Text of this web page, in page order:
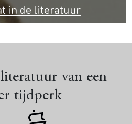
in de literatuur
van een
tijdperk